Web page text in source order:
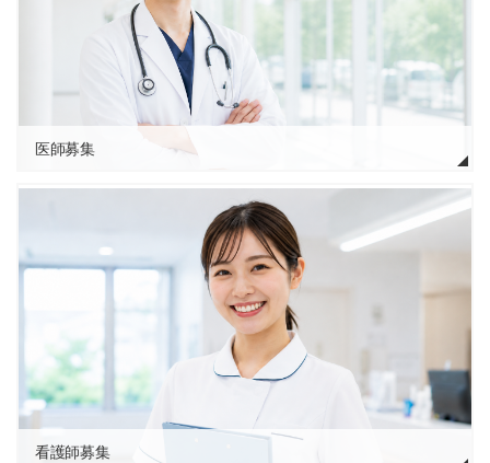
医師募集
看護師募集